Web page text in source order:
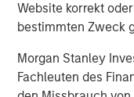
Website korrekt
bestimmten Zweck
Morgan Stanley
Fachleuten des